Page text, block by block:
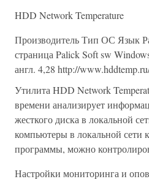
HDD Network Temperature
Производитель Тип ОС Язык
страница Palick Soft sw
англ. 4,28 http://
Утилита HDD Network
времени анализирует
жесткого диска в локальной
компьютеры в локальной сети
программы, можно
Настройки мониторинга и